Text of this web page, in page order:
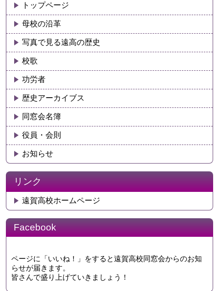
トップページ
母校の沿革
写真で見る遠高の歴史
校歌
功労者
歴史アーカイブス
同窓会名簿
役員・会則
お知らせ
リンク
遠賀高校ホームページ
Facebook
ページに「いいね！」をすると遠賀高校同窓会からのお知
らせが届きます。
皆さんで盛り上げていきましょう！